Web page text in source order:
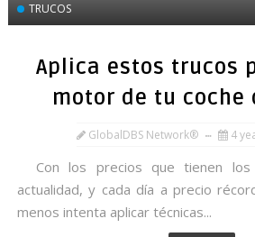
TRUCOS
Aplica estos trucos
motor de tu coche
GlobalDBS Network® 4
Con los precios que tienen los
actualidad, y cada día a precio
menos intenta aplicar técnicas...